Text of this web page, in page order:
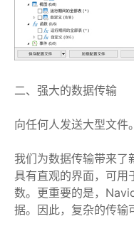
二、强大的数据传输
向任何人发送大型文件。
我们为数据传输带来了
具有直观的界面，可用
数。更重要的是，
据。因此，复杂的传输